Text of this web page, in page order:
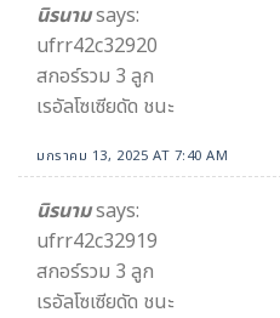
นิรนามsays:
ufrr42c32920
สกอร์รวม 3 ลูก
เรอัลโซเซียดัด ชนะ
มกราคม 13, 2025 AT 7:40 AM
นิรนามsays:
ufrr42c32919
สกอร์รวม 3 ลูก
เรอัลโซเซียดัด ชนะ